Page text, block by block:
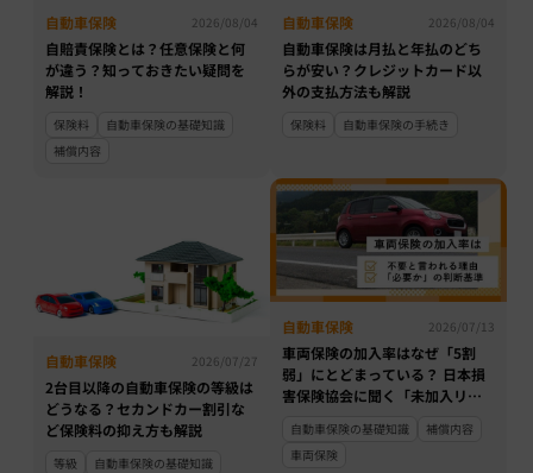
自動車保険 2026/08/04
自賠責保険とは？任意保険と何
が違う？知っておきたい疑問を
解説！
保険料
自動車保険の基礎知識
補償内容
自動車保険 2026/08/04
自動車保険は月払と年払のどち
らが安い？クレジットカード以
外の支払方法も解説
保険料 自動車保険の手続き
自動車保険 2026/07/27
2台目以降の自動車保険の等級は
どうなる？セカンドカー割引な
ど保険料の抑え方も解説
等級 自動車保険の基礎知識
自動車保険 2026/07/13
車両保険の加入率はなぜ「5割
弱」にとどまっている？ 日本損
害保険協会に聞く「未加入リス
要な判断基準
自動車保険の基礎知識
補償内容
車両保険